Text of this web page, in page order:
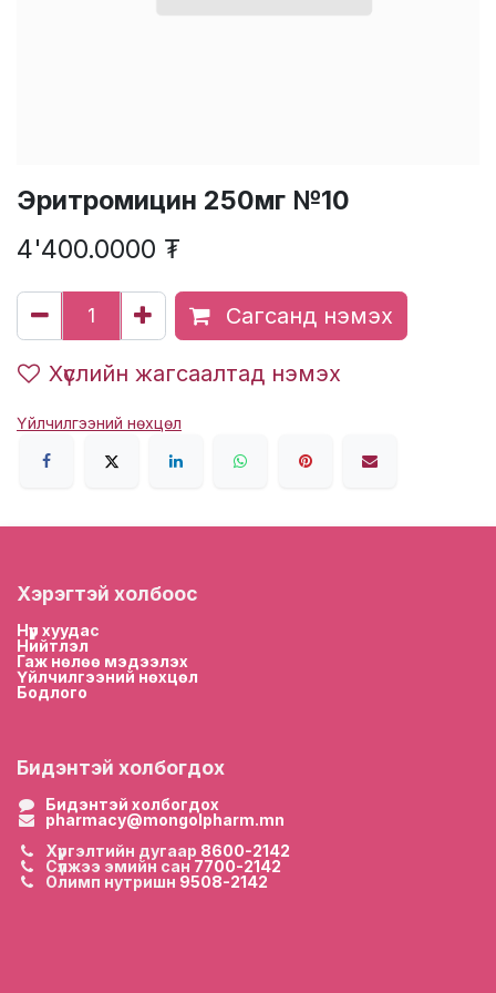
Эритромицин 250мг №10
4'400.0000 ₮
Сагсанд нэмэх
Хүслийн жагсаалтад нэмэх
Үйлчилгээний нөхцөл
Хэрэгтэй холбоос
Нүүр хуудас
Нийтлэл
Гаж нөлөө мэдээлэх
Үйлчилгээний нөхцөл
Бодлого
Бидэнтэй холбогдох
Бидэнтэй холбогдох
pharmacy@mongolpharm.mn
Хүргэлтийн дугаар 8600-2142
Сүлжээ эмийн сан 7700-2142
Олимп нутришн 9508-2142